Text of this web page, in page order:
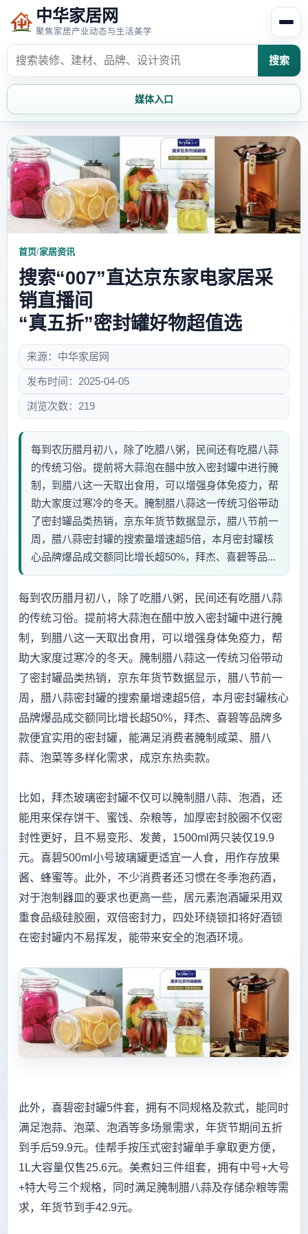
中华家居网
聚焦家居产业动态与生活美学
搜索
媒体入口
首页 家居资讯
家居风水 家居欣赏
时尚饰家 装修设计
家具知识
家装攻略
首页/家居资讯
搜索“007”直达京东家电家居采
销直播间
“真五折”密封罐好物超值选
来源：中华家居网
发布时间：2025-04-05
浏览次数：219
每到农历腊月初八，除了吃腊八粥，民间还有吃腊八蒜
的传统习俗。提前将大蒜泡在醋中放入密封罐中进行腌
制，到腊八这一天取出食用，可以增强身体免疫力，帮
助大家度过寒冷的冬天。腌制腊八蒜这一传统习俗带动
了密封罐品类热销，京东年货节数据显示，腊八节前一
周，腊八蒜密封罐的搜索量增速超5倍，本月密封罐核
心品牌爆品成交额同比增长超50%，拜杰、喜碧等品...
每到农历腊月初八，除了吃腊八粥，民间还有吃腊八蒜
的传统习俗。提前将大蒜泡在醋中放入密封罐中进行腌
制，到腊八这一天取出食用，可以增强身体免疫力，帮
助大家度过寒冷的冬天。腌制腊八蒜这一传统习俗带动
了密封罐品类热销，京东年货节数据显示，腊八节前一
周，腊八蒜密封罐的搜索量增速超5倍，本月密封罐核心
品牌爆品成交额同比增长超50%，拜杰、喜碧等品牌多
款便宜实用的密封罐，能满足消费者腌制咸菜、腊八
蒜、泡菜等多样化需求，成京东热卖款。
比如，拜杰玻璃密封罐不仅可以腌制腊八蒜、泡酒，还
能用来保存饼干、蜜饯、杂粮等，加厚密封胶圈不仅密
封性更好，且不易变形、发黄，1500ml两只装仅19.9
元。喜碧500ml小号玻璃罐更适宜一人食，用作存放果
酱、蜂蜜等。此外，不少消费者还习惯在冬季泡药酒，
对于泡制器皿的要求也更高一些，居元素泡酒罐采用双
重食品级硅胶圈，双倍密封力，四处环绕锁扣将好酒锁
在密封罐内不易挥发，能带来安全的泡酒环境。
此外，喜碧密封罐5件套，拥有不同规格及款式，能同时
满足泡蒜、泡菜、泡酒等多场景需求，年货节期间五折
到手后59.9元。佳帮手按压式密封罐单手拿取更方便，
1L大容量仅售25.6元。美煮妇三件组套，拥有中号+大号
+特大号三个规格，同时满足腌制腊八蒜及存储杂粮等需
求，年货节到手42.9元。